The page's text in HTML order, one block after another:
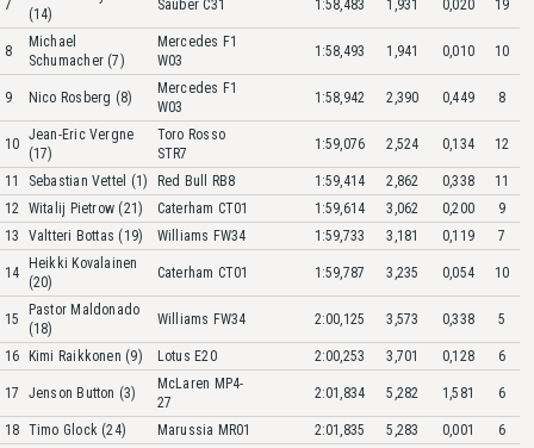
7
(14)
Sauber C31 1:58,483 1,931 0,020 19
8
Michael
Schumacher (7)
Mercedes F1
W03
1:58,493 1,941 0,010 10
9 Nico Rosberg (8)
Mercedes F1
W03
1:58,942 2,390 0,449 8
10
Jean-Eric Vergne
(17)
Toro Rosso
STR7
1:59,076 2,524 0,134 12
11 Sebastian Vettel (1) Red Bull RB8 1:59,414 2,862 0,338
11
12 Witalij Pietrow (21) Caterham CT01 1:59,614 3,062 0,200
9
13
Valtteri Bottas (19) Williams FW34 1:59,733 3,181 0,119 7
14
Heikki Kovalainen
(20)
Caterham CT01 1:59,787 3,235 0,054 10
15
Pastor Maldonado
(18)
Williams FW34 2:00,125 3,573 0,338 5
16 Kimi Raikkonen (9) Lotus E20 2:00,253 3,701 0,128 6
17 Jenson Button (3)
McLaren MP4-
27
2:01,834 5,282 1,581 6
18 Timo Glock (24) Marussia MR01 2:01,835 5,283 0,001 6